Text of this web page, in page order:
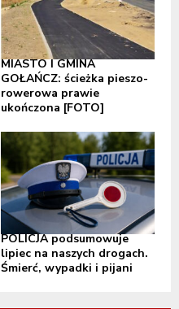
MIASTO I GMINA
GOŁAŃCZ: ścieżka pieszo-
rowerowa prawie
ukończona [FOTO]
POLICJA podsumowuje
lipiec na naszych drogach.
Śmierć, wypadki i pijani